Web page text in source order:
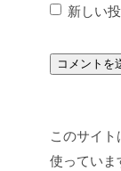
新しい
このサイ
使っていま